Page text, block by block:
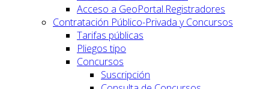
Acceso a GeoPortal.Registradores
Contratación Público-Privada y Concursos
Tarifas públicas
Pliegos tipo
Concursos
Suscripción